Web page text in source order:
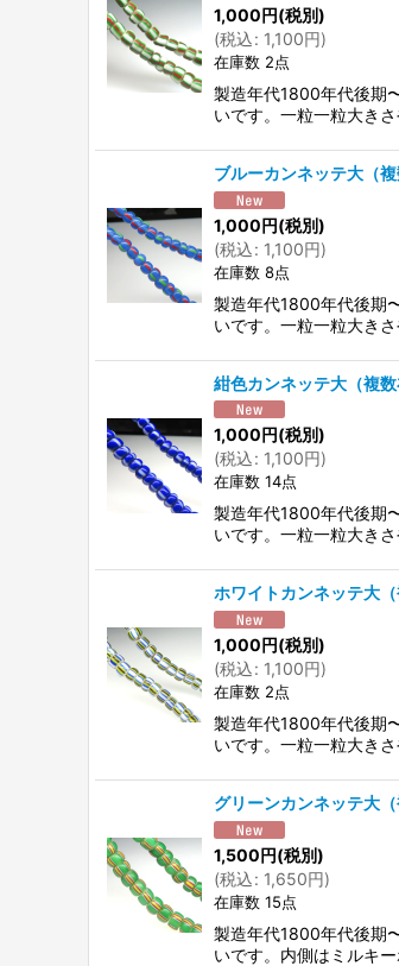
1,000円(税別)
(税込: 1,100円)
在庫数 2点
製造年代1800年代後期
いです。一粒一粒大き
ブルーカンネッテ大（複
1,000円(税別)
(税込: 1,100円)
在庫数 8点
製造年代1800年代後期
いです。一粒一粒大き
紺色カンネッテ大（複数
1,000円(税別)
(税込: 1,100円)
在庫数 14点
製造年代1800年代後期
いです。一粒一粒大き
ホワイトカンネッテ大（
1,000円(税別)
(税込: 1,100円)
在庫数 2点
製造年代1800年代後期
いです。一粒一粒大き
グリーンカンネッテ大（
1,500円(税別)
(税込: 1,650円)
在庫数 15点
製造年代1800年代後期
いです。内側はミルキ